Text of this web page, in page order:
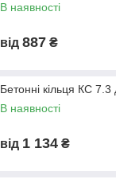
В наявності
від 887 ₴
Бетонні кільця КС 7.3
В наявності
від 1 134 ₴